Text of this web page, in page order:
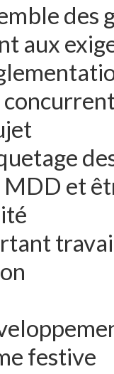
aux
et
festive